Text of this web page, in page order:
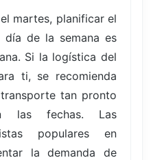
martes, planificar el
de la semana es
Si la logística del
ti, se recomienda
tan pronto
las fechas. Las
populares en
la demanda de